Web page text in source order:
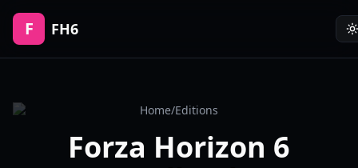
F FH6
Home/Editions
Forza Horizon 6